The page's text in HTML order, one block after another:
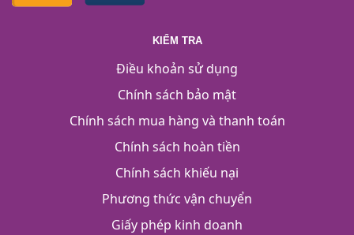
KIỂM TRA
Điều khoản sử dụng
Chính sách bảo mật
Chính sách mua hàng và thanh toán
Chính sách hoàn tiền
Chính sách khiếu nại
Phương thức vận chuyển
Giấy phép kinh doanh